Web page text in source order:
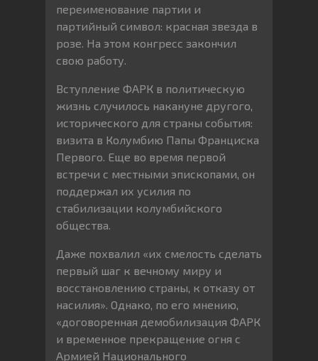
переименование партии и
партийный символ: красная звезда в
розе. На этом конгресс закончил
свою работу.
Вступление ФАРК в политическую
жизнь случилось накануне другого,
исторического для страны события:
визита в Колумбию Папы Франциска
Первого. Еще во время первой
встречи с местными эпископами, он
поддержал их усилия по
стабилизации колумбийского
общества.
Даже похвалил «их смелость сделать
первый шаг к вечному миру и
восстановлению страны, к отказу от
насилия». Однако, по его мнению,
«договоренная демобилизация ФАРК
и временное прекращение огня с
Армией Национального